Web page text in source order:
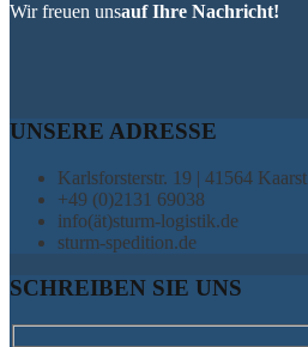
Wir freuen unsauf Ihre Nachricht!
UNSERE ADRESSE
Karlsforsterstr. 19 | 41564 Kaarst
+49 (0)2131 69038
info(ät)sturm-logistik.de
sturm-spedition.de
SCHREIBEN SIE UNS